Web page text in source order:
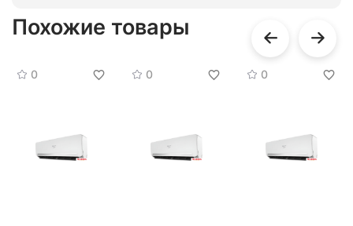
Похожие товары
0 0 0